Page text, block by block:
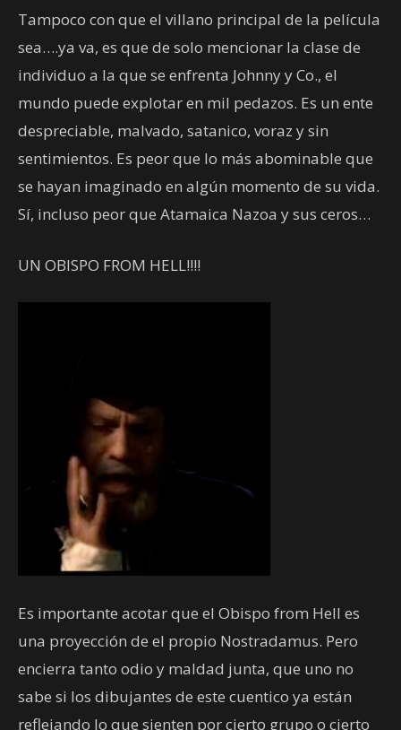
Tampoco con que el villano principal de la película
sea….ya va, es que de solo mencionar la clase de
individuo a la que se enfrenta Johnny y Co., el
mundo puede explotar en mil pedazos. Es un ente
despreciable, malvado, satanico, voraz y sin
sentimientos. Es peor que lo más abominable que
se hayan imaginado en algún momento de su vida.
Sí, incluso peor que Atamaica Nazoa y sus ceros…
UN OBISPO FROM HELL!!!!
Es importante acotar que el Obispo from Hell es
una proyección de el propio Nostradamus. Pero
encierra tanto odio y maldad junta, que uno no
sabe si los dibujantes de este cuentico ya están
reflejando lo que sienten por cierto grupo o cierto